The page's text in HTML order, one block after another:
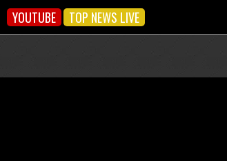
YOUTUBE TOP NEWS LIVE